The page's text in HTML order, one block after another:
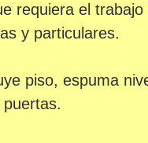
requiera el
y particulares.
piso, espuma